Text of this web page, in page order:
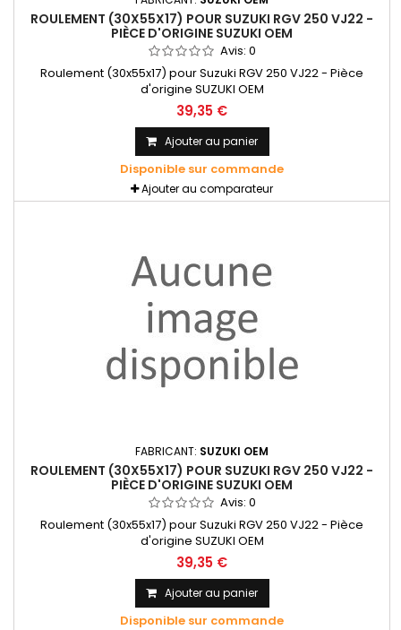
ROULEMENT (30X55X17) POUR SUZUKI RGV 250 VJ22 -
PIÈCE D'ORIGINE SUZUKI OEM
Avis: 0
Roulement (30x55x17) pour Suzuki RGV 250 VJ22 - Pièce
d'origine SUZUKI OEM
39,35 €
Ajouter au panier
Disponible sur commande
Ajouter au comparateur
FABRICANT: SUZUKI OEM
ROULEMENT (30X55X17) POUR SUZUKI RGV 250 VJ22 -
PIÈCE D'ORIGINE SUZUKI OEM
Avis: 0
Roulement (30x55x17) pour Suzuki RGV 250 VJ22 - Pièce
d'origine SUZUKI OEM
39,35 €
Ajouter au panier
Disponible sur commande